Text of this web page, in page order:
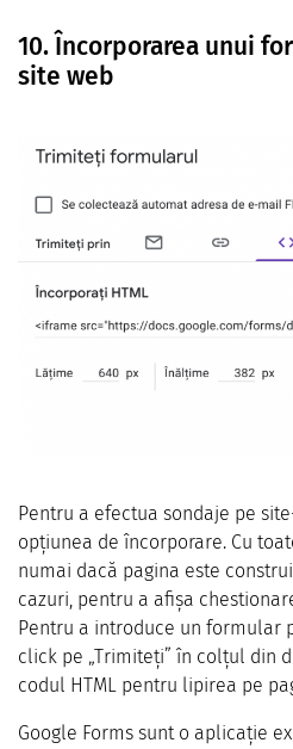
10. Încorporarea unui
site web
Pentru a efectua sondaje pe
opțiunea de încorporare. Cu
numai dacă pagina este
cazuri, pentru a afișa
Pentru a introduce un formular
click pe „Trimiteți” în colțul din
codul HTML pentru lipirea pe
Google Forms sunt o aplicație